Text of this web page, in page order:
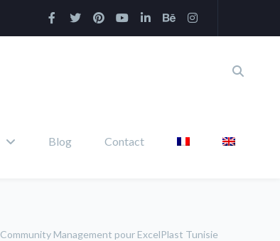
Blog Contact
Community Management pour ExcelPlast Tunisie